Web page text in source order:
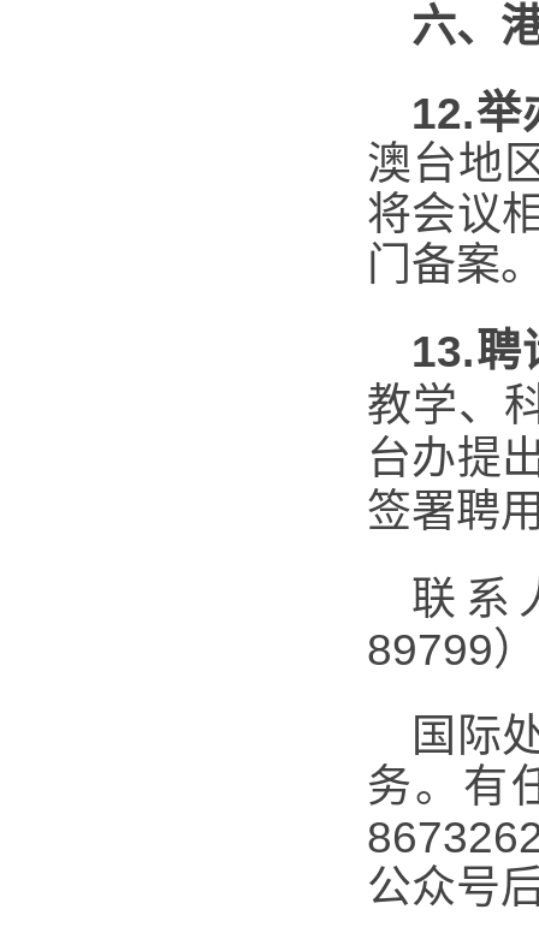
六、
12.举
澳台地
将会议
门备案
13.聘
教学、
台办提
签署聘
联系
89799
国际
务。有
公众号